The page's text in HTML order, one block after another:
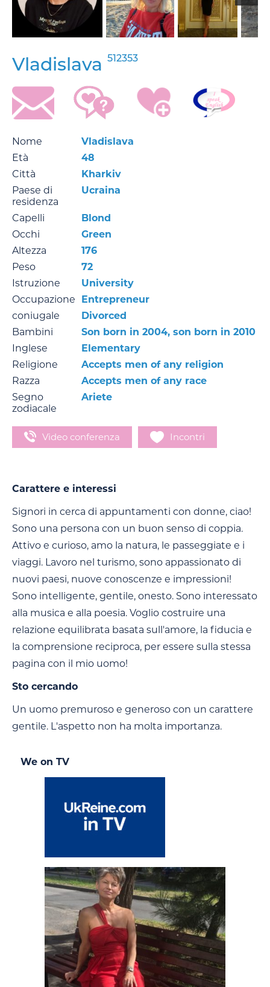
Vladislava 512353
Nome
Vladislava
Età
48
Città
Kharkiv
Paese di
residenza
Ucraina
Capelli
Blond
Occhi
Green
Altezza
176
Peso
72
Istruzione
University
Occupazione
Entrepreneur
coniugale
Divorced
Bambini
Son born in 2004, son born in 2010
Inglese
Elementary
Religione
Accepts men of any religion
Razza
Accepts men of any race
Segno
zodiacale
Ariete
Video conferenza Incontri
Carattere e interessi
Signori in cerca di appuntamenti con donne, ciao!
Sono una persona con un buon senso di coppia.
Attivo e curioso, amo la natura, le passeggiate e i
viaggi. Lavoro nel turismo, sono appassionato di
nuovi paesi, nuove conoscenze e impressioni!
Sono intelligente, gentile, onesto. Sono interessato
alla musica e alla poesia. Voglio costruire una
relazione equilibrata basata sull'amore, la fiducia e
la comprensione reciproca, per essere sulla stessa
pagina con il mio uomo!
Sto cercando
Un uomo premuroso e generoso con un carattere
gentile. L'aspetto non ha molta importanza.
We on TV